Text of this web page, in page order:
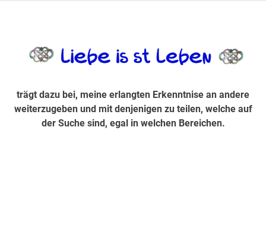
Suche sind, egal in welchen Bereichen.
trägt dazu bei, meine erlangten Erkenntnise an andere
weiterzugeben und mit denjenigen zu teilen, welche auf
der Suche sind, egal in welchen Bereichen.